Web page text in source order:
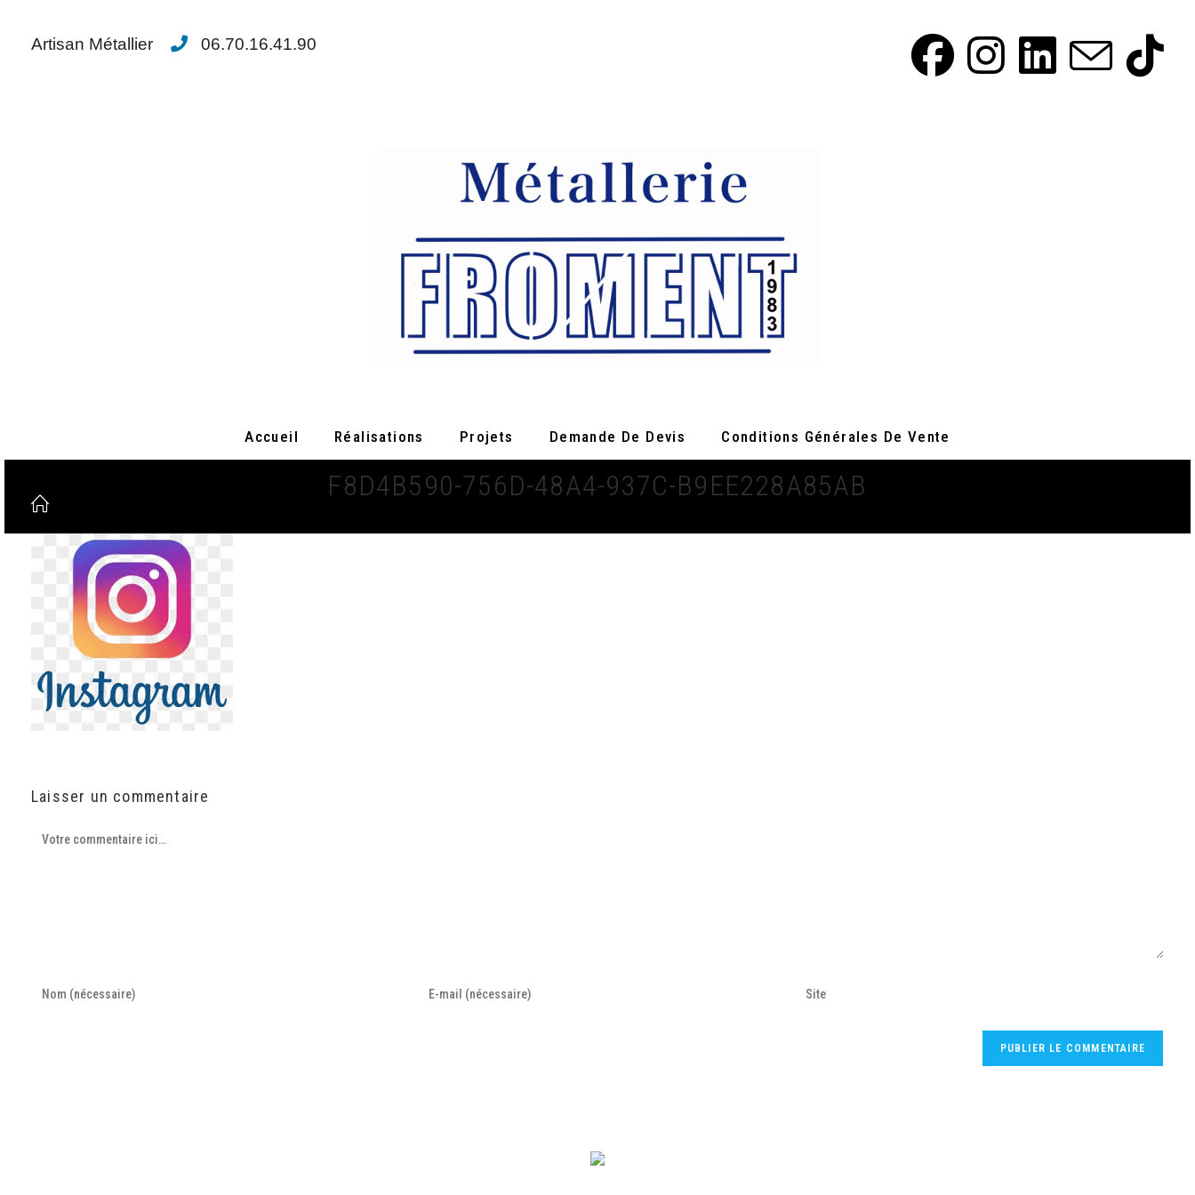
Artisan Métallier 06.70.16.41.90
Accueil Réalisations Projets Demande De Devis Conditions Générales De Vente
F8D4B590-756D-48A4-937C-B9EE228A85AB
Laisser un commentaire